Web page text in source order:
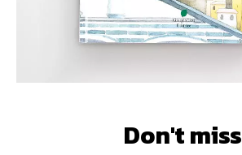
Don't miss